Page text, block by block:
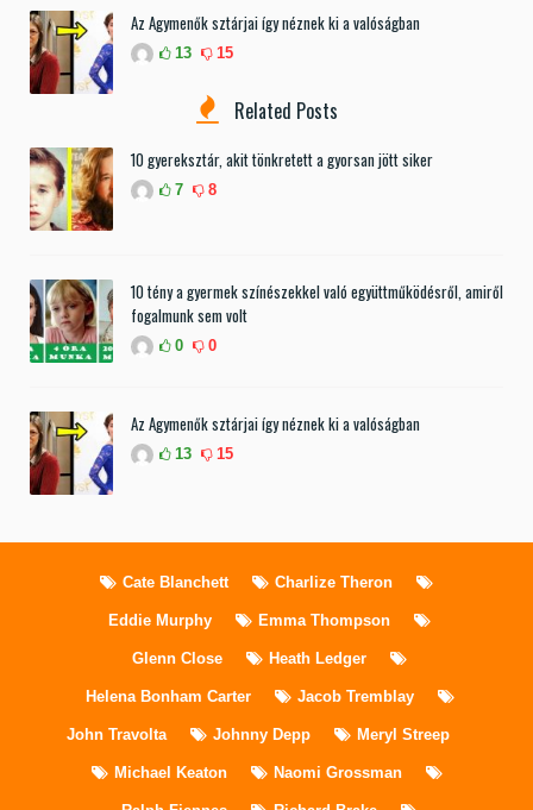
Az Agymenők sztárjai így néznek ki a valóságban
13 15
Related Posts
10 gyereksztár, akit tönkretett a gyorsan jött siker
7 8
10 tény a gyermek színészekkel való együttműködésről, amiről
fogalmunk sem volt
0 0
Az Agymenők sztárjai így néznek ki a valóságban
13 15
Cate Blanchett Charlize Theron
Eddie Murphy Emma Thompson
Glenn Close Heath Ledger
Helena Bonham Carter Jacob Tremblay
John Travolta Johnny Depp Meryl Streep
Michael Keaton Naomi Grossman